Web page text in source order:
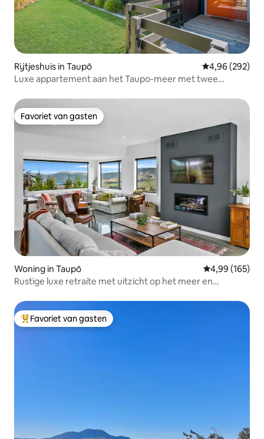
Rijtjeshuis in Taupō Gemiddelde
4,96 (292)
Luxe appartement aan het Taupo-meer met twee
Favoriet van gasten
Favoriet van gasten
Woning in Taupō Gemiddelde
4,99 (165)
Rustige luxe retraite met uitzicht op het meer en
Topfavoriet van gasten
Favoriet van gasten